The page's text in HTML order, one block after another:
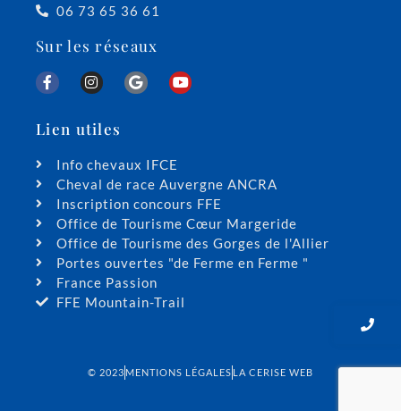
06 73 65 36 61
Sur les réseaux
Lien utiles
Info chevaux IFCE
Cheval de race Auvergne ANCRA
Inscription concours FFE
Office de Tourisme Cœur Margeride
Office de Tourisme des Gorges de l'Allier
Portes ouvertes "de Ferme en Ferme "
France Passion
FFE Mountain-Trail
© 2023 MENTIONS LÉGALES LA CERISE WEB